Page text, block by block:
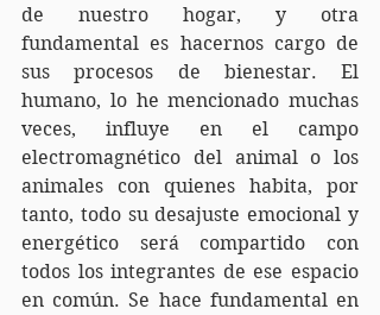
de nuestro hogar, y otra
fundamental es hacernos cargo de
sus procesos de bienestar. El
humano, lo he mencionado muchas
veces, influye en el campo
electromagnético del animal o los
animales con quienes habita, por
tanto, todo su desajuste emocional y
energético será compartido con
todos los integrantes de ese espacio
en común. Se hace fundamental en